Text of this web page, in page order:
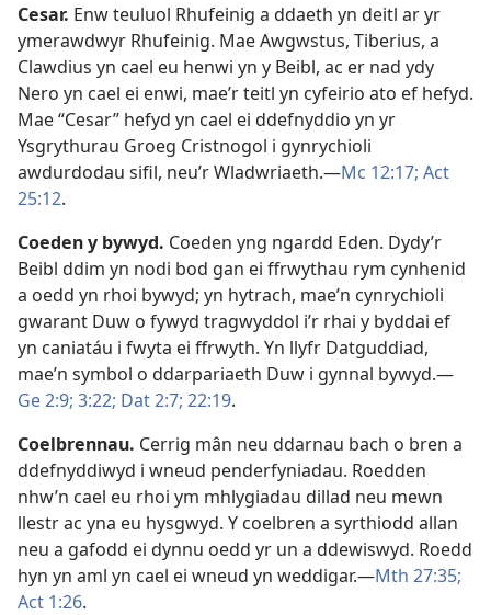
Cesar. Enw teuluol Rhufeinig a ddaeth yn deitl ar yr
ymerawdwyr Rhufeinig. Mae Awgwstus, Tiberius, a
Clawdius yn cael eu henwi yn y Beibl, ac er nad ydy
Nero yn cael ei enwi, mae’r teitl yn cyfeirio ato ef hefyd.
Mae “Cesar” hefyd yn cael ei ddefnyddio yn yr
Ysgrythurau Groeg Cristnogol i gynrychioli
awdurdodau sifil, neu’r Wladwriaeth.—Mc 12:17; Act
25:12.
Coeden y bywyd. Coeden yng ngardd Eden. Dydy’r
Beibl ddim yn nodi bod gan ei ffrwythau rym cynhenid
a oedd yn rhoi bywyd; yn hytrach, mae’n cynrychioli
gwarant Duw o fywyd tragwyddol i’r rhai y byddai ef
yn caniatáu i fwyta ei ffrwyth. Yn llyfr Datguddiad,
mae’n symbol o ddarpariaeth Duw i gynnal bywyd.—
Ge 2:9; 3:22; Dat 2:7; 22:19.
Coelbrennau. Cerrig mân neu ddarnau bach o bren a
ddefnyddiwyd i wneud penderfyniadau. Roedden
nhw’n cael eu rhoi ym mhlygiadau dillad neu mewn
llestr ac yna eu hysgwyd. Y coelbren a syrthiodd allan
neu a gafodd ei dynnu oedd yr un a ddewiswyd. Roedd
hyn yn aml yn cael ei wneud yn weddigar.—Mth 27:35;
Act 1:26.